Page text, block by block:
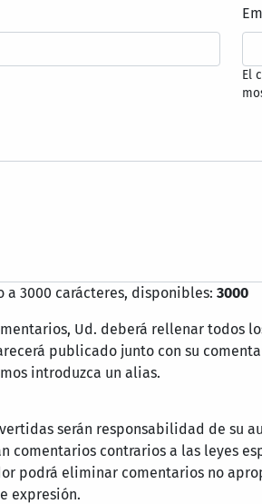
El
3000 carácteres, disponibles: 3000
Ud. deberá rellenar todos
publicado junto con su
introduzca un alias.
serán responsabilidad de su
comentarios contrarios a las leyes
podrá eliminar comentarios no
expresión.